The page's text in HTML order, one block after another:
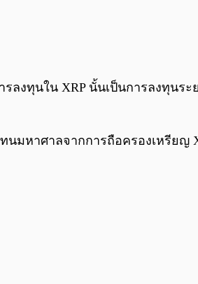
ลงทุนใน XRP นั้นเป็นการลงทุนระ
มหาศาลจากการถือครองเหรียญ